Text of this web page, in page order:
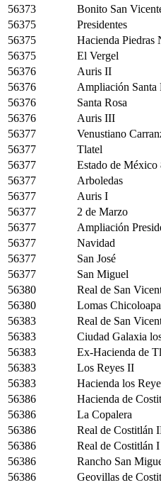
56373
Bonito San
56375
Presidentes
56375
Hacienda Piedras
56375
El Vergel
56376
Auris II
56376
Ampliación Santa
56376
Santa Rosa
56376
Auris III
56377
Venustiano
56377
Tlatel
56377
Estado de México
56377
Arboledas
56377
Auris I
56377
2 de Marzo
56377
Ampliación
56377
Navidad
56377
San José
56377
San Miguel
56380
Real de San
56380
Lomas
56383
Real de San
56383
Ciudad Galaxia
56383
Ex-Hacienda de
56383
Los Reyes II
56383
Hacienda los
56386
Hacienda de
56386
La Copalera
56386
Real de Costitlán
56386
Real de Costitlán I
56386
Rancho San
56386
Geovillas de